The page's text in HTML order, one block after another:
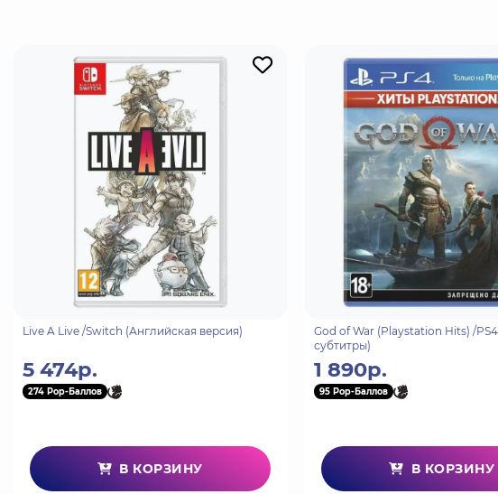
для себя Operation Wolf, культовую классическую аркадную игру,
по рельсам с боковой прокруткой.
или в кооперативе локально в роли специальных агентов,
организация, возглавляемая загадочным генералом Вайпером,
баз группы агенты отправляются на место, чтобы
военнопленных.
для аркадных автоматов в 1987 году.
из двух игроков.
Live A Live /Switch (Английская версия)
5 474р.
274 Pop-Баллов
В КОРЗИНУ
God of War (Playstation Hits) /
субтитры)
1 890р.
95 Pop-Баллов
В КОРЗИНУ